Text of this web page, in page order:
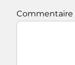
Commentaire